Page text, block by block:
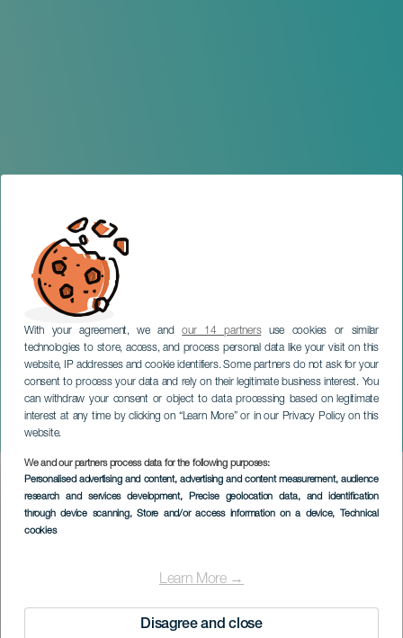
With your agreement, we andour 14 partnersuse cookies or similar
technologies to store, access, and process personal data like your visit on this
website, IP addresses and cookie identifiers. Some partners do not ask for your
consent to process your data and rely on their legitimate business interest. You
can withdraw your consent or object to data processing based on legitimate
interest at any time by clicking on “Learn More” or in our Privacy Policy on this
website.
We and our partners process data for the following purposes:
Personalised advertising and content, advertising and content measurement, audience
research and services development, Precise geolocation data, and identification
through device scanning, Store and/or access information on a device, Technical
cookies
Learn More →
Disagree and close
Het carnaval van de dieren
GRAN CANARIA
Imagen
Listado